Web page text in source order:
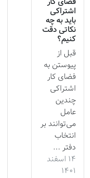
اشتراکی
باید به چه
نکاتی دقت
کنیم؟
قبل از
پیوستن به
فضای کار
اشتراکی
چندین
عامل
می‌توانند بر
انتخاب
دفتر ...
۱۴ اسفند
۱۴۰۱